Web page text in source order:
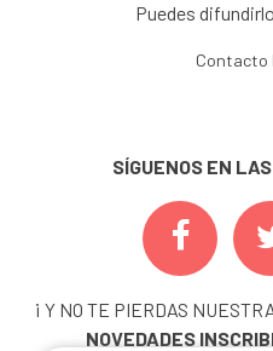
Puedes
Contacto
SÍGUENOS EN
¡ Y NO TE PIERDAS
NOVEDADES